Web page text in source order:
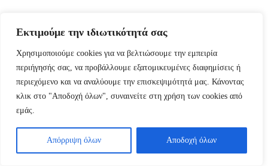
Εκτιμούμε την ιδιωτικότητά σας
Χρησιμοποιούμε cookies για να βελτιώσουμε την εμπειρία
περιήγησής σας, να προβάλλουμε εξατομικευμένες διαφημίσεις ή
περιεχόμενο και να αναλύουμε την επισκεψιμότητά μας. Κάνοντας
κλικ στο "Αποδοχή όλων", συναινείτε στη χρήση των cookies από
εμάς.
Απόρριψη όλων Αποδοχή όλων